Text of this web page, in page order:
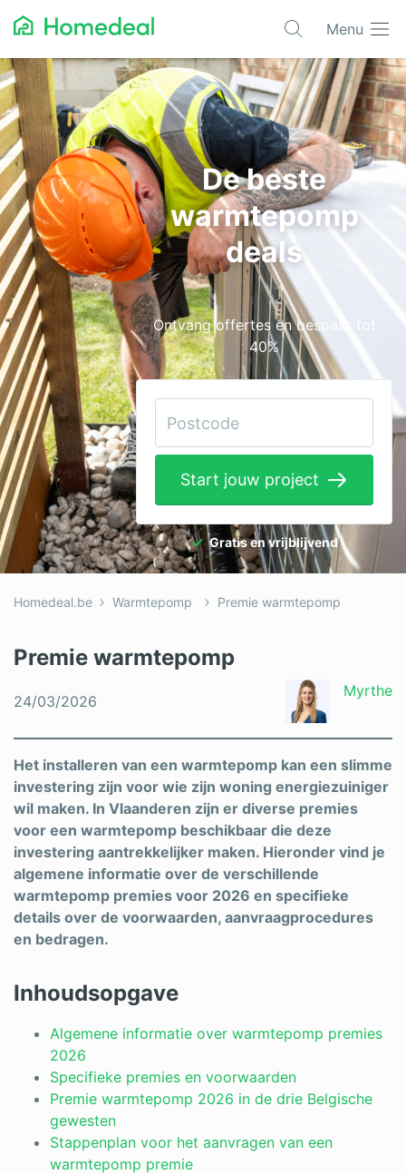
Menu
Populaire projecten
Aannemer
Airco
Alarmsystemen
Architect
Asbest
Bestrating
Cv-ketels
Dakwerken
Elektricien
Gevelwerken
Glas
Hekwerken
Hovenier
Isolatie
Loodgieter
Rolluiken
Schilder
Schrijnwerker
Stukadoor
Tegelzetter
Vloeren
Vochtbestrijding
Warmtepomp
Zonnepanelen
Zonwering
De beste
warmtepomp
deals
Ontvang offertes en bespaar tot
40%
Start jouw project
Gratis en vrijblijvend
Homedeal.be Warmtepomp Premie warmtepomp
Premie warmtepomp
24/03/2026
Myrthe
Het installeren van een warmtepomp kan een slimme
investering zijn voor wie zijn woning energiezuiniger
wil maken. In Vlaanderen zijn er diverse premies
voor een warmtepomp beschikbaar die deze
investering aantrekkelijker maken. Hieronder vind je
algemene informatie over de verschillende
warmtepomp premies voor 2026 en specifieke
details over de voorwaarden, aanvraagprocedures
en bedragen.
Inhoudsopgave
Algemene informatie over warmtepomp premies
2026
Specifieke premies en voorwaarden
Premie warmtepomp 2026 in de drie Belgische
gewesten
Stappenplan voor het aanvragen van een
warmtepomp premie